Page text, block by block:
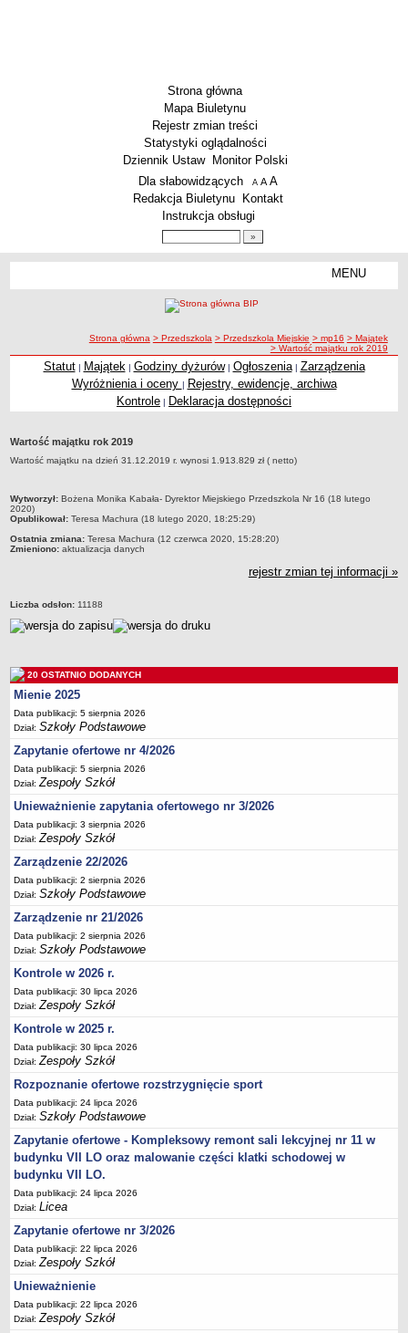
Strona główna
Mapa Biuletynu
Rejestr zmian treści
Statystyki oglądalności
Dziennik Ustaw
Monitor Polski
Menu dodatkowe
Dla słabowidzących A pomniejsz czcionkę
A standardowy rozmiar czcionki
A
Redakcja Biuletynu
Kontakt
Instrukcja obsługi
MENU
Zespoły Szkół
Techniczne Zakłady Naukowe
ARCHIWUM SZKÓŁ I PLACÓWEK
Zlikwidowane gimnazja
Przekształcone szkoły i placówki
Wielofunkcyjna Placówka
SPECJALNE OŚRODKI SZKOLNO-WYCHOWAWCZE
Specjalny Ośrodek nr 1
BURSA MIEJSKA
Dane podstawowe
Majątek
Godziny dyżurów
Ogłoszenie
Zarządzenia
Kontrole
Rejestry, ewidencje, archiwa
Sprawozdania
Deklaracja dostępności
PORADNIE PSYCHOLOGICZNO-PEDAGOGICZNE
Zespół Poradni
BIURO FINANSÓW OŚWIATY
Dane podstawowe
Statut
Majątek
Godziny dyżurów
Ogłoszenia
Zarządzenia
Rejestry, ewidencje, archiwa
Kontrole
PONOWNE WYKORZYSTYWANIE
Sprawozdania
Deklaracja dostępności
DEKLARACJA DOSTĘPNOŚCI
OŚWIADCZENIA MAJĄTKOWE
PONOWNE WYKORZYSTYWANIE
UDOSTĘPNIANIE INFORMACJI PUBLICZNEJ
OCHRONA DANYCH OSOBOWYCH
ścieżka nawigacji
Strona główna > Przedszkola > Przedszkola Miejskie > mp16 > Majątek
> Wartość majątku rok 2019
Statut| Majątek | Godziny dyżurów| Ogłoszenia| Zarządzenia
Wyróżnienia i oceny | Rejestry, ewidencje, archiwa
Kontrole | Deklaracja dostępności
Wartość majątku rok 2019
Wartość majątku na dzień 31.12.2019 r. wynosi 1.913.829 zł ( netto)
metryczka
Wytworzył: Bożena Monika Kabała- Dyrektor Miejskiego Przedszkola Nr 16 (18 lutego
2020)
Opublikował: Teresa Machura (18 lutego 2020, 18:25:29)
Ostatnia zmiana: Teresa Machura (12 czerwca 2020, 15:28:20)
Zmieniono: aktualizacja danych
rejestr zmian tej informacji »
Liczba odsłon: 11188
20 OSTATNIO DODANYCH
Mienie 2025
Data publikacji: 5 sierpnia 2026
Dział:Szkoły Podstawowe
Zapytanie ofertowe nr 4/2026
Data publikacji: 5 sierpnia 2026
Dział:Zespoły Szkół
Unieważnienie zapytania ofertowego nr 3/2026
Data publikacji: 3 sierpnia 2026
Dział:Zespoły Szkół
Zarządzenie 22/2026
Data publikacji: 2 sierpnia 2026
Dział:Szkoły Podstawowe
Zarządzenie nr 21/2026
Data publikacji: 2 sierpnia 2026
Dział:Szkoły Podstawowe
Kontrole w 2026 r.
Data publikacji: 30 lipca 2026
Dział:Zespoły Szkół
Kontrole w 2025 r.
Data publikacji: 30 lipca 2026
Dział:Zespoły Szkół
Rozpoznanie ofertowe rozstrzygnięcie sport
Data publikacji: 24 lipca 2026
Dział:Szkoły Podstawowe
Zapytanie ofertowe - Kompleksowy remont sali lekcyjnej nr 11 w
budynku VII LO oraz malowanie części klatki schodowej w
budynku VII LO.
Data publikacji: 24 lipca 2026
Dział:Licea
Zapytanie ofertowe nr 3/2026
Data publikacji: 22 lipca 2026
Dział:Zespoły Szkół
Unieważnienie
Data publikacji: 22 lipca 2026
Dział:Zespoły Szkół